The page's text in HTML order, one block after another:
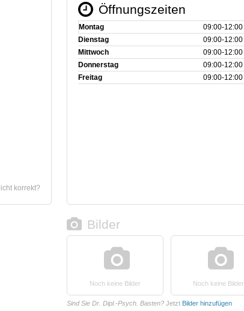
korrekt?
Öffnungszeiten
Montag
09:00‑12:00
Dienstag
09:00‑12:00
Mittwoch
09:00‑12:00
Donnerstag
09:00‑12:00
Freitag
09:00‑12:00
Bilder
Noch keine Bilder Noch keine Bilder
Sind Sie Dr. Dipl.-Psych. Basten? Jetzt Bilder hinzufügen